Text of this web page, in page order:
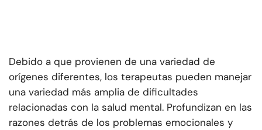
Debido a que provienen de una variedad de
orígenes diferentes, los terapeutas pueden manejar
una variedad más amplia de dificultades
relacionadas con la salud mental. Profundizan en las
razones detrás de los problemas emocionales y